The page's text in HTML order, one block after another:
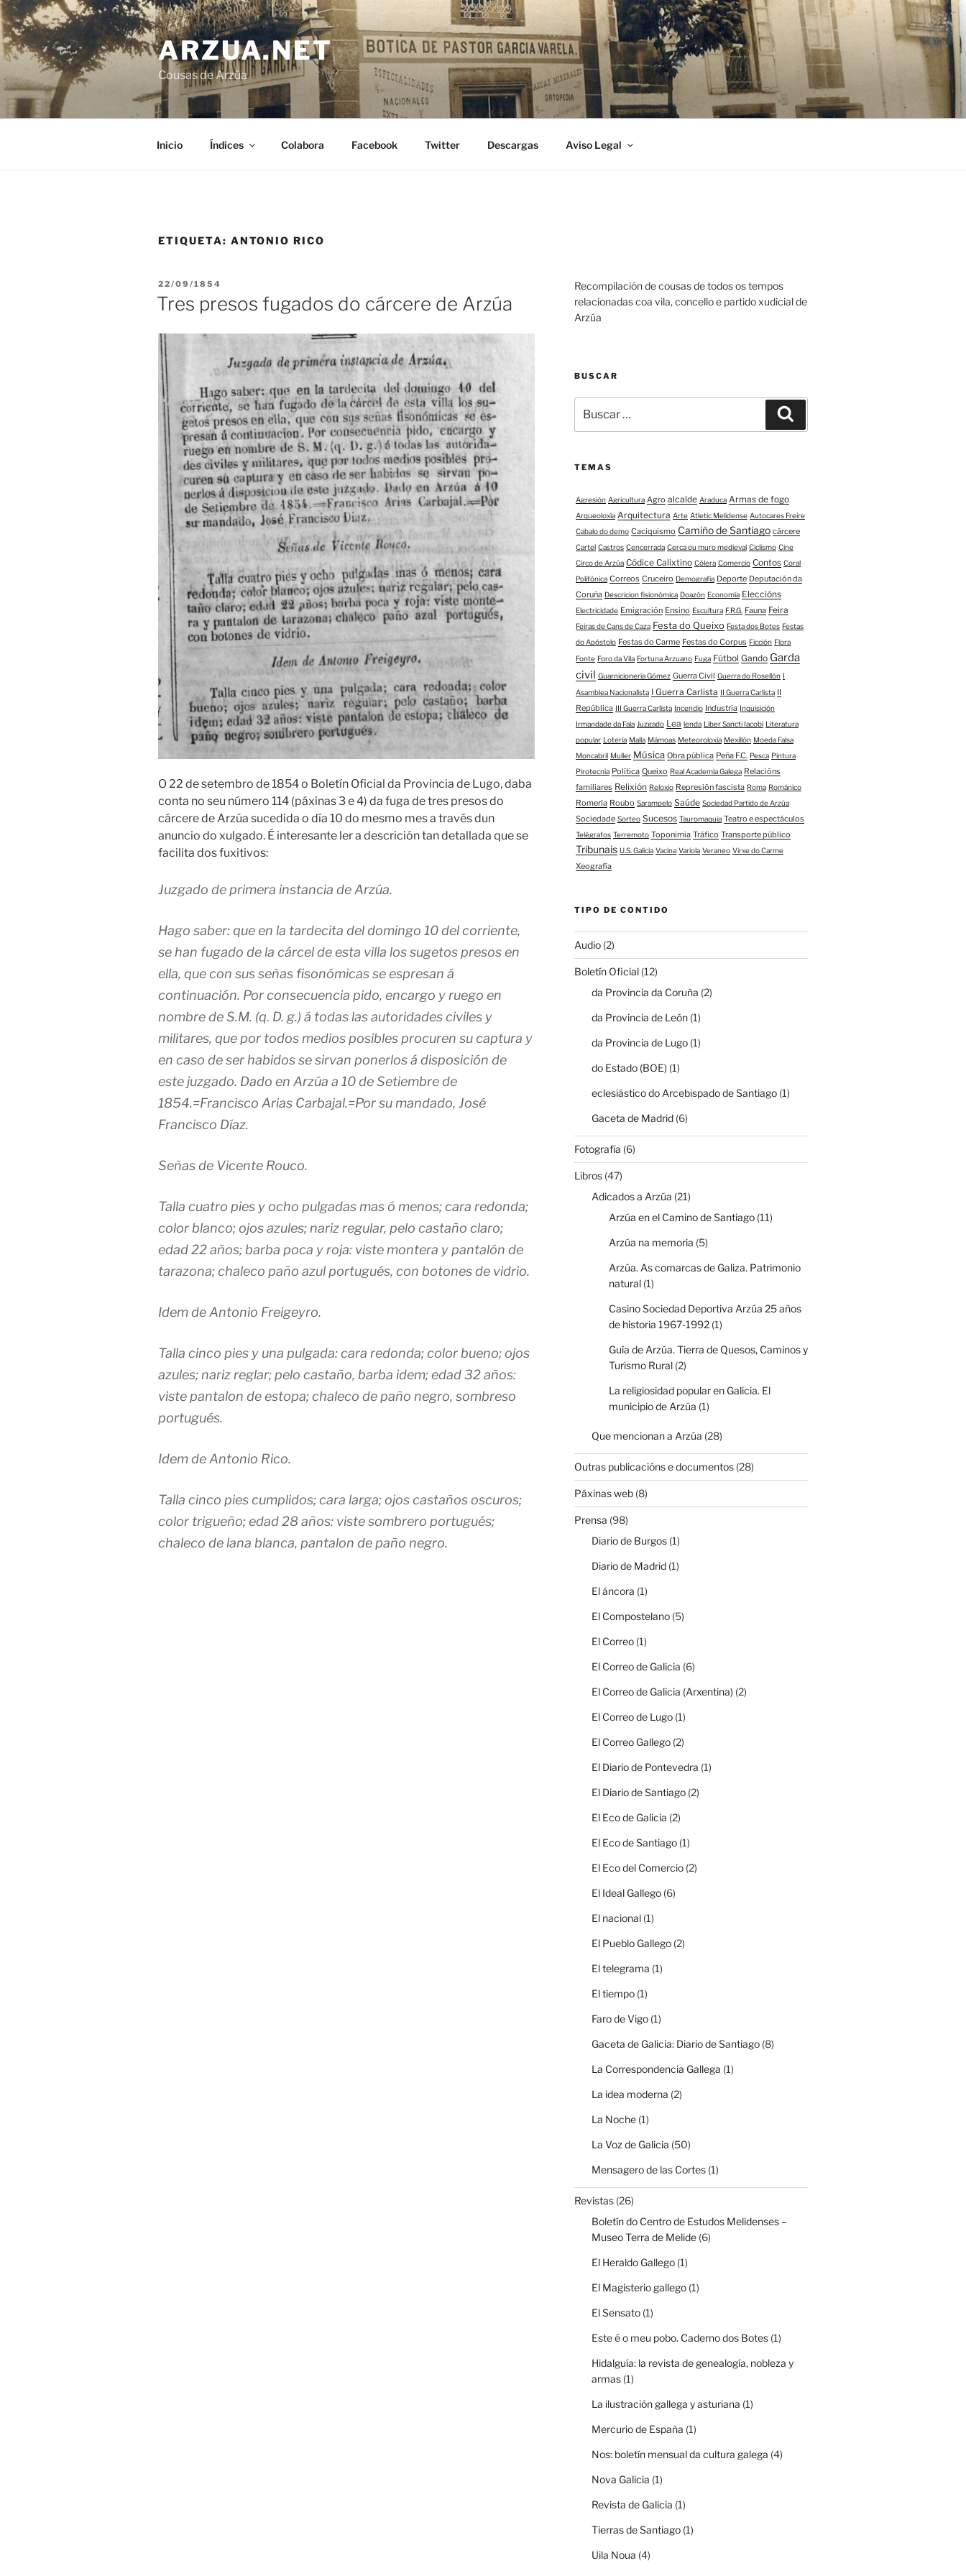
Ir
o
contido
ARZUA.NET
Cousas de Arzúa
Inicio Índices Colabora Facebook Twitter Descargas Aviso Legal
ETIQUETA: ANTONIO RICO
PUBLICADO
EN
22/09/1854
Tres presos fugados do cárcere de Arzúa
O 22 de setembro de 1854 o Boletín Oficial da Provincia de Lugo, daba
conta no seu número 114 (páxinas 3 e 4) da fuga de tres presos do
cárcere de Arzúa sucedida o día 10 do mesmo mes a través dun
anuncio do xulgado. É interesante ler a descrición tan detallada que se
facilita dos fuxitivos:
Juzgado de primera instancia de Arzúa.
Hago saber: que en la tardecita del domingo 10 del corriente,
se han fugado de la cárcel de esta villa los sugetos presos en
ella, que con sus señas fisonómicas se espresan á
continuación. Por consecuencia pido, encargo y ruego en
nombre de S.M. (q. D. g.) á todas las autoridades civiles y
militares, que por todos medios posibles procuren su captura y
en caso de ser habidos se sirvan ponerlos á disposición de
este juzgado. Dado en Arzúa a 10 de Setiembre de
1854.=Francisco Arias Carbajal.=Por su mandado, José
Francisco Díaz.
Señas de Vicente Rouco.
Talla cuatro pies y ocho pulgadas mas ó menos; cara redonda;
color blanco; ojos azules; nariz regular, pelo castaño claro;
edad 22 años; barba poca y roja: viste montera y pantalón de
tarazona; chaleco paño azul portugués, con botones de vidrio.
Idem de Antonio Freigeyro.
Talla cinco pies y una pulgada: cara redonda; color bueno; ojos
azules; nariz reglar; pelo castaño, barba idem; edad 32 años:
viste pantalon de estopa; chaleco de paño negro, sombreso
portugués.
Idem de Antonio Rico.
Talla cinco pies cumplidos; cara larga; ojos castaños oscuros;
color trigueño; edad 28 años: viste sombrero portugués;
chaleco de lana blanca, pantalon de paño negro.
Recompilación de cousas de todos os tempos
relacionadas coa vila, concello e partido xudicial de
Arzúa
BUSCAR
TEMAS
Agresión Agricultura Agro alcalde Araduca Armas de fogo
Arqueoloxía Arquitectura Arte Atletic Melidense Autocares Freire
Cabalo do demo Caciquismo Camiño de Santiago cárcere
Cartel Castros Cencerrada Cerca ou muro medieval Ciclismo Cine
Circo de Arzúa Códice Calixtino Cólera Comercio Contos Coral
Polifónica Correos Cruceiro Demografía Deporte Deputación da
Coruña Descricion fisionómica Doazón Economía Eleccións
Electricidade Emigración Ensino Escultura F.R.G. Fauna Feira
Feiras de Cans de Caza Festa do Queixo Festa dos Botes Festas
do Apóstolo Festas do Carme Festas do Corpus Ficción Flora
Fonte Foro da Vila Fortuna Arzuano Fuga Fútbol Gando Garda
civil Guarnicionería Gómez Guerra Civil Guerra do Rosellón I
Asamblea Nacionalista I Guerra Carlista II Guerra Carlista II
República III Guerra Carlista Incendio Industria Inquisición
Irmandade da Fala Juzgado Lea lenda Liber Sancti Iacobi Literatura
popular Lotería Malla Mámoas Meteoroloxía Mexillón Moeda Falsa
Moncabril Muller Música Obra pública Peña F.C. Pesca Pintura
Pirotecnia Política Queixo Real Academia Galega Relacións
familiares Relixión Reloxio Represión fascista Roma Románico
Romería Roubo Sarampelo Saúde Sociedad Partido de Arzúa
Sociedade Sorteo Sucesos Tauromaquia Teatro e espectáculos
Telégrafos Terremoto Toponimia Tráfico Transporte público
Tribunais U.S. Galicia Vacina Variola Veraneo Virxe do Carme
Xeografía
TIPO DE CONTIDO
Audio(2)
Boletín Oficial(12)
da Provincia da Coruña (2)
da Provincia de León(1)
da Provincia de Lugo(1)
do Estado (BOE) (1)
eclesiástico do Arcebispado de Santiago(1)
Gaceta de Madrid(6)
Fotografía (6)
Libros(47)
Adicados a Arzúa (21)
Arzúa en el Camino de Santiago(11)
Arzúa na memoria (5)
Arzúa. As comarcas de Galiza. Patrimonio
natural(1)
Casino Sociedad Deportiva Arzúa 25 años
de historia 1967-1992(1)
Guía de Arzúa. Tierra de Quesos, Caminos y
Turismo Rural(2)
La religiosidad popular en Galicia. El
municipio de Arzúa (1)
Que mencionan a Arzúa (28)
Outras publicacións e documentos(28)
Páxinas web(8)
Prensa (98)
Diario de Burgos(1)
Diario de Madrid(1)
El áncora (1)
El Compostelano(5)
El Correo(1)
El Correo de Galicia (6)
El Correo de Galicia (Arxentina) (2)
El Correo de Lugo(1)
El Correo Gallego(2)
El Diario de Pontevedra (1)
El Diario de Santiago(2)
El Eco de Galicia (2)
El Eco de Santiago(1)
El Eco del Comercio(2)
El Ideal Gallego(6)
El nacional(1)
El Pueblo Gallego(2)
El telegrama (1)
El tiempo(1)
Faro de Vigo(1)
Gaceta de Galicia: Diario de Santiago(8)
La Correspondencia Gallega (1)
La idea moderna (2)
La Noche(1)
La Voz de Galicia (50)
Mensagero de las Cortes(1)
Revistas(26)
Boletín do Centro de Estudos Melidenses –
Museo Terra de Melide(6)
El Heraldo Gallego(1)
El Magisterio gallego(1)
El Sensato(1)
Este é o meu pobo. Caderno dos Botes(1)
Hidalguía: la revista de genealogía, nobleza y
armas(1)
La ilustración gallega y asturiana (1)
Mercurio de España (1)
Nos: boletín mensual da cultura galega (4)
Nova Galicia (1)
Revista de Galicia (1)
Tierras de Santiago(1)
Uila Noua (4)